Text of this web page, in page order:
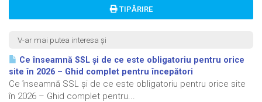
TIPĂRIRE
V-ar mai putea interesa și
Ce înseamnă SSL și de ce este obligatoriu pentru orice
site în 2026 – Ghid complet pentru începători
Ce înseamnă SSL și de ce este obligatoriu pentru orice site
în 2026 – Ghid complet pentru...